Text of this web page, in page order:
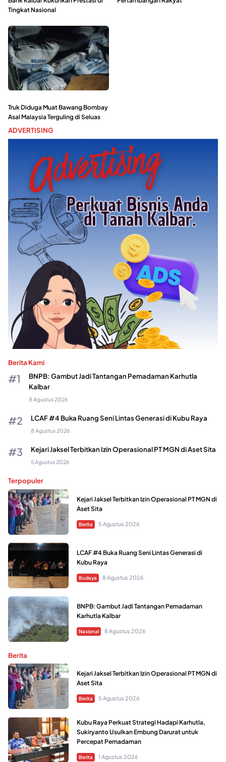
Tingkat Nasional
Truk Diduga Muat Bawang Bombay
Asal Malaysia Terguling di Seluas
ADVERTISING
Berita Kami
BNPB: Gambut Jadi Tantangan Pemadaman Karhutla
Kalbar
8 Agustus 2026
LCAF #4 Buka Ruang Seni Lintas Generasi di Kubu Raya
8 Agustus 2026
Kejari Jaksel Terbitkan Izin Operasional PT MGN di Aset Sita
5 Agustus 2026
Terpopuler
Kejari Jaksel Terbitkan Izin Operasional PT MGN di
Aset Sita
Berita 5 Agustus 2026
LCAF #4 Buka Ruang Seni Lintas Generasi di
Kubu Raya
Budaya 8 Agustus 2026
BNPB: Gambut Jadi Tantangan Pemadaman
Karhutla Kalbar
Nasional 8 Agustus 2026
Berita
Kejari Jaksel Terbitkan Izin Operasional PT MGN di
Aset Sita
Berita 5 Agustus 2026
Kubu Raya Perkuat Strategi Hadapi Karhutla,
Sukiryanto Usulkan Embung Darurat untuk
Percepat Pemadaman
Berita 1 Agustus 2026